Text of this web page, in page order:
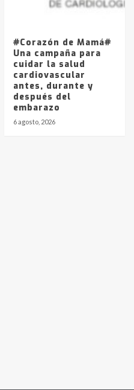
#Corazón de Mamá#
Una campaña para
cuidar la salud
cardiovascular
antes, durante y
después del
embarazo
6 agosto, 2026